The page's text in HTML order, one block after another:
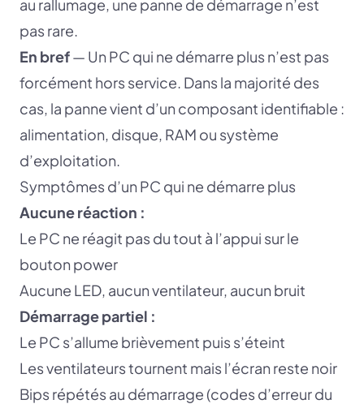
au rallumage, une panne de démarrage n’est
pas rare.
En bref— Un PC qui ne démarre plus n’est pas
forcément hors service. Dans la majorité des
cas, la panne vient d’un composant identifiable :
alimentation, disque, RAM ou système
d’exploitation.
Symptômes d’un PC qui ne démarre plus
Aucune réaction :
Le PC ne réagit pas du tout à l’appui sur le
bouton power
Aucune LED, aucun ventilateur, aucun bruit
Démarrage partiel :
Le PC s’allume brièvement puis s’éteint
Les ventilateurs tournent mais l’écran reste noir
Bips répétés au démarrage (codes d’erreur du